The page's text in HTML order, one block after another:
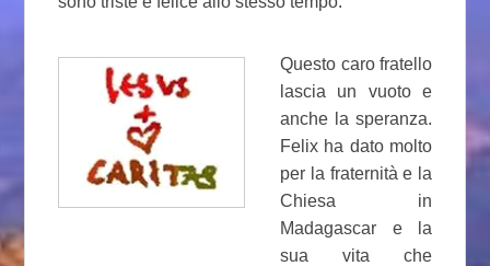
Questo caro fratello
lascia un vuoto e
anche la speranza.
Felix ha dato molto
per la fraternità e la
Chiesa in
Madagascar e la
sua vita che